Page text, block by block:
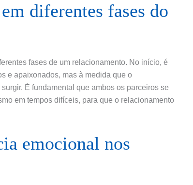
diferentes fases do
fases de um relacionamento. No início, é
e apaixonados, mas à medida que o
É fundamental que ambos os parceiros se
em tempos difíceis, para que o relacionamento
emocional nos